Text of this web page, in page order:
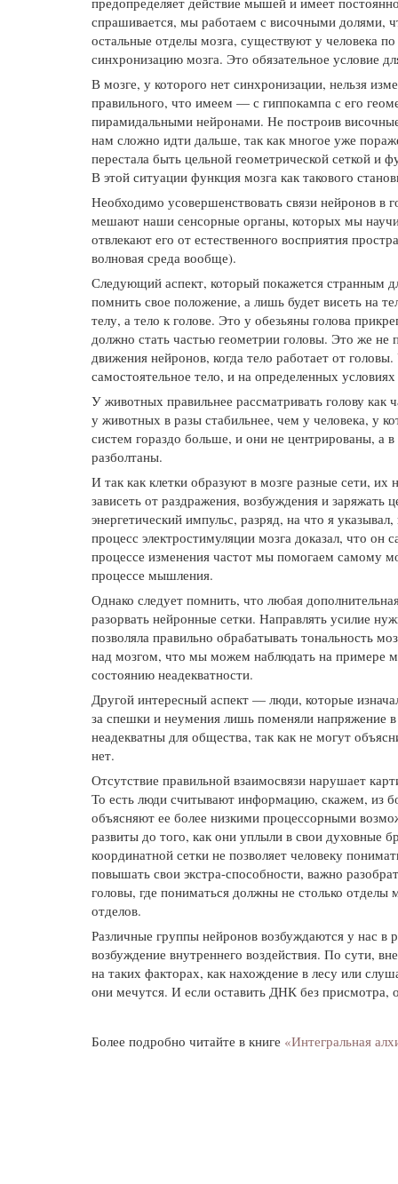
спрашивается, мы работаем с височными долями,
остальные отделы мозга, существуют у человека
синхронизацию мозга. Это обязательное условие
В мозге, у которого нет синхронизации, нельзя
правильного, что имеем — с гиппокампа с его
пирамидальными нейронами. Не построив
нам сложно идти дальше, так как многое уже
перестала быть цельной геометрической сеткой и
В этой ситуации функция мозга как такового
Необходимо усовершенствовать связи нейронов в
мешают наши сенсорные органы, которых мы
отвлекают его от естественного восприятия
волновая среда вообще).
Следующий аспект, который покажется странным
помнить свое положение, а лишь будет висеть на
телу, а тело к голове. Это у обезьяны голова
должно стать частью геометрии головы. Это же не
движения нейронов, когда тело работает от
самостоятельное тело, и на определенных
У животных правильнее рассматривать голову как
у животных в разы стабильнее, чем у человека, у
систем гораздо больше, и они не центрированы, а
разболтаны.
И так как клетки образуют в мозге разные сети,
зависеть от раздражения, возбуждения и
энергетический импульс, разряд, на что я
процесс электростимуляции мозга доказал, что он
процессе изменения частот мы помогаем самому
процессе мышления.
Однако следует помнить, что любая
разорвать нейронные сетки. Направлять усилие
позволяла правильно обрабатывать тональность
над мозгом, что мы можем наблюдать на примере
состоянию неадекватности.
Другой интересный аспект — люди, которые
за спешки и неумения лишь поменяли напряжение
неадекватны для общества, так как не могут
нет.
Отсутствие правильной взаимосвязи нарушает
То есть люди считывают информацию, скажем, из
объясняют ее более низкими процессорными
развиты до того, как они уплыли в свои духовные
координатной сетки не позволяет человеку
повышать свои экстра-способности, важно
головы, где пониматься должны не столько отделы
отделов.
Различные группы нейронов возбуждаются у нас в
возбуждение внутреннего воздействия. По сути,
на таких факторах, как нахождение в лесу или
они мечутся. И если оставить ДНК без присмотра,
Более подробно читайте в книге «Интегральная